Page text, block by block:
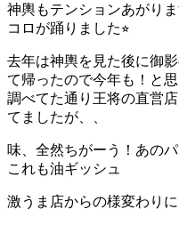
神輿もテンションあがり
コロが踊りました⭐︎
去年は神輿を見た後に御
て帰ったので今年も！と
調べてた通り王将の直営
てましたが、、
味、全然ちがーう！あの
これも油ギッシュ
激うま店からの様変わりに